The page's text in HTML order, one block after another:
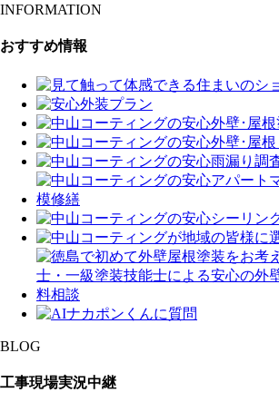
INFORMATION
おすすめ情報
BLOG
工事現場実況中継